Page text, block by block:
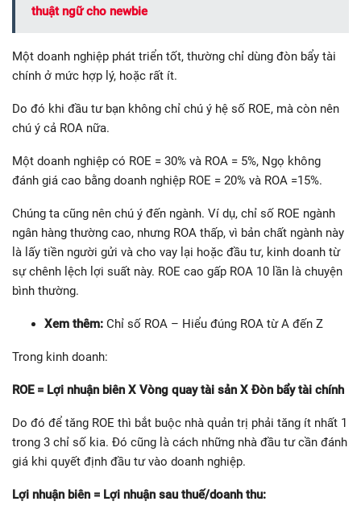
thuật ngữ cho newbie
Một doanh nghiệp phát triển tốt, thường chỉ dùng đòn bẩy tài
chính ở mức hợp lý, hoặc rất ít.
Do đó khi đầu tư bạn không chỉ chú ý hệ số ROE, mà còn nên
chú ý cả ROA nữa.
Một doanh nghiệp có ROE = 30% và ROA = 5%, Ngọ không
đánh giá cao bằng doanh nghiệp ROE = 20% và ROA =15%.
Chúng ta cũng nên chú ý đến ngành. Ví dụ, chỉ số ROE ngành
ngân hàng thường cao, nhưng ROA thấp, vì bản chất ngành này
là lấy tiền người gửi và cho vay lại hoặc đầu tư, kinh doanh từ
sự chênh lệch lợi suất này. ROE cao gấp ROA 10 lần là chuyện
bình thường.
Xem thêm: Chỉ số ROA – Hiểu đúng ROA từ A đến Z
Trong kinh doanh:
ROE = Lợi nhuận biên X Vòng quay tài sản X Đòn bẩy tài chính
Do đó để tăng ROE thì bắt buộc nhà quản trị phải tăng ít nhất 1
trong 3 chỉ số kia. Đó cũng là cách những nhà đầu tư cần đánh
giá khi quyết định đầu tư vào doanh nghiệp.
Lợi nhuận biên = Lợi nhuận sau thuế/doanh thu: